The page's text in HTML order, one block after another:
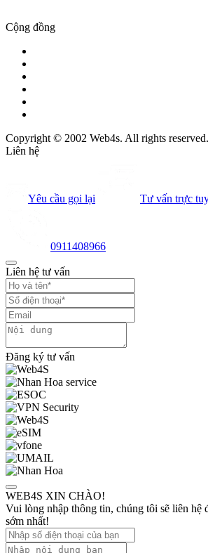
Cộng đồng
Copyright © 2002 Web4s. All rights reserved.
Liên hệ
Yêu cầu gọi lại Tư vấn trực
0911408966
Liên hệ tư vấn
Đăng ký tư vấn
WEB4S XIN CHÀO!
Vui lòng nhập thông tin, chúng tôi sẽ liên hệ
sớm nhất!